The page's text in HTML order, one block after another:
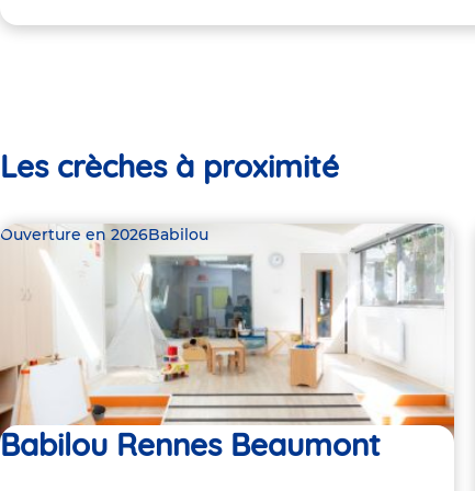
Les crèches à proximité
Ouverture en 2026Babilou
Babilou Rennes Beaumont